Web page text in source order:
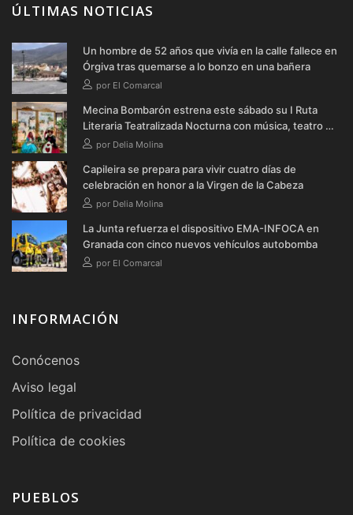
ÚLTIMAS NOTICIAS
Un hombre de 52 años que vivía en la calle fallece en
Órgiva tras quemarse a lo bonzo en una bañera
por El Comarcal
Mecina Bombarón estrena este sábado su I Ruta
Literaria Teatralizada Nocturna con música, teatro y
verbena
por Delia Molina
Capileira se prepara para vivir cuatro días de
celebración en honor a la Virgen de la Cabeza
por Delia Molina
La Junta refuerza el dispositivo EMA-INFOCA en
Granada con cinco nuevos vehículos autobomba
por El Comarcal
INFORMACIÓN
Conócenos
Aviso legal
Política de privacidad
Política de cookies
PUEBLOS